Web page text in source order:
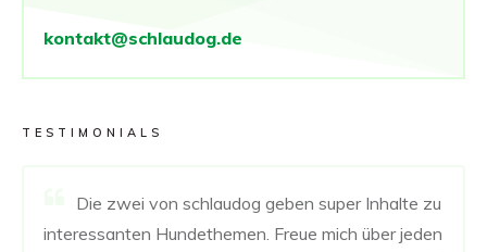
kontakt@schlaudog.de
TESTIMONIALS
Die zwei von schlaudog geben super Inhalte zu
interessanten Hundethemen. Freue mich über jeden